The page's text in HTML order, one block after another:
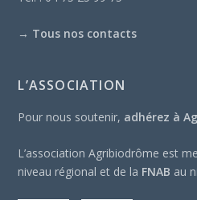
→ Tous nos contacts
L’ASSOCIATION
Pour nous soutenir, adhérez à
L’association Agribiodrôme est
niveau régional et de la FNAB au